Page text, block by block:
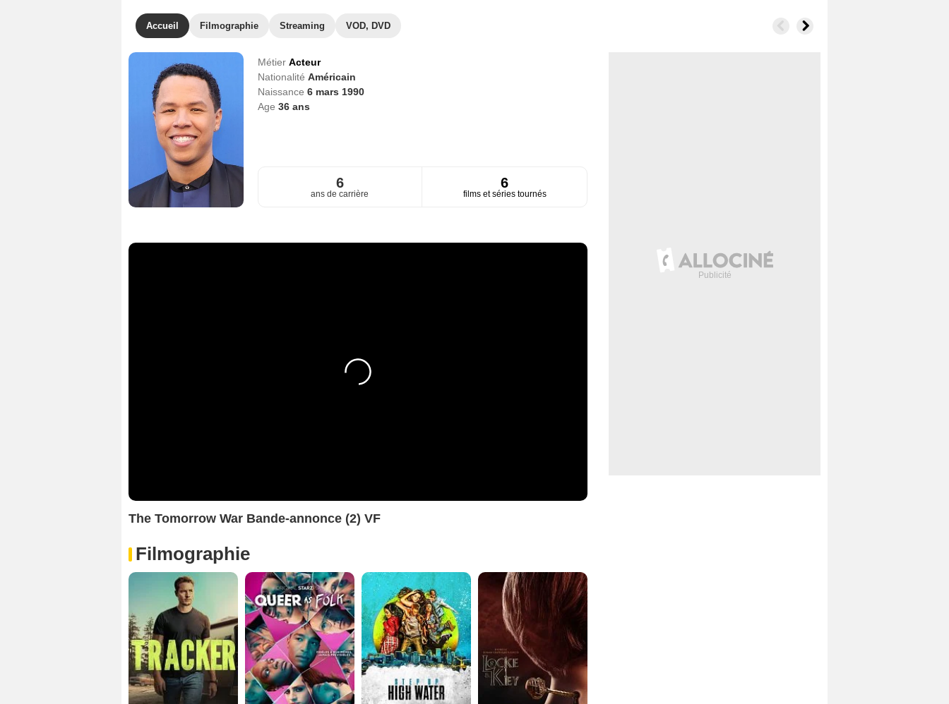
Accueil Filmographie Streaming VOD, DVD
Métier Acteur
Nationalité Américain
Naissance 6 mars 1990
Age 36ans
6
ans de carrière
6
films et séries tournés
The Tomorrow War Bande-annonce (2) VF
Filmographie